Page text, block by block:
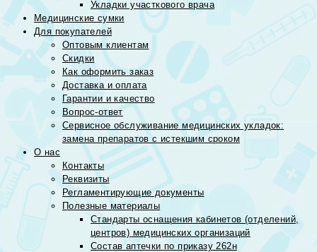
Укладки участкового врача
Медицинские сумки
Для покупателей
Оптовым клиентам
Скидки
Как оформить заказ
Доставка и оплата
Гарантии и качество
Вопрос-ответ
Сервисное обслуживание медицинских укладок:
замена препаратов с истекшим сроком
О нас
Контакты
Реквизиты
Регламентирующие документы
Полезные материалы
Стандарты оснащения кабинетов (отделений,
центров) медицинских организаций
Состав аптечки по приказу 262н